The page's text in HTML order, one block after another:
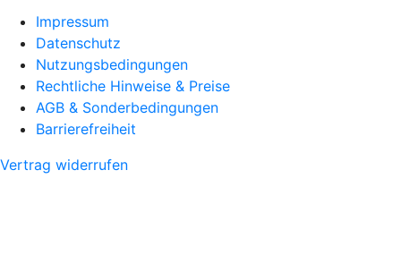
Impressum
Datenschutz
Nutzungsbedingungen
Rechtliche Hinweise & Preise
AGB & Sonderbedingungen
Barrierefreiheit
Vertrag widerrufen